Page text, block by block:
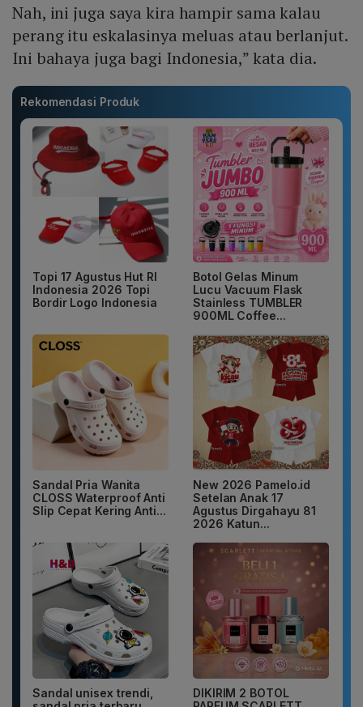
Nah, ini juga saya kira hampir sama kalau
perang itu eskalasinya meluas atau berlanjut.
Ini bahaya juga bagi Indonesia,” kata dia.
Rekomendasi Produk
Topi 17 Agustus Hut RI
Indonesia 2026 Topi
Bordir Logo Indonesia
Botol Gelas Minum
Lucu Vacuum Flask
Stainless TUMBLER
900ML Coffee...
Sandal Pria Wanita
CLOSS Waterproof Anti
Slip Cepat Kering Anti...
New 2026 Pamelo.id
Setelan Anak 17
Agustus Dirgahayu 81
2026 Katun...
Sandal unisex trendi,
DIKIRIM 2 BOTOL